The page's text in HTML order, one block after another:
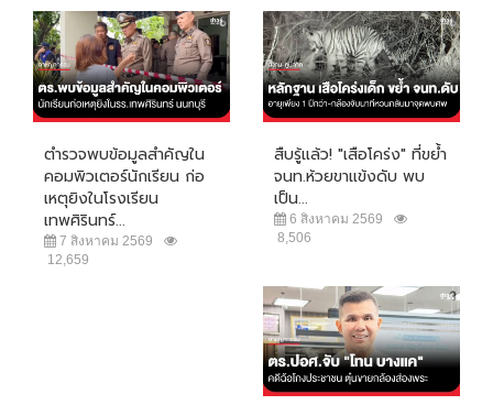
ตำรวจพบข้อมูลสำคัญใน
คอมพิวเตอร์นักเรียน ก่อ
เหตุยิงในโรงเรียน
เทพศิรินทร์...
7 สิงหาคม 2569
12,659
สืบรู้แล้ว! "เสือโคร่ง" ที่ขย้ำ
จนท.ห้วยขาแข้งดับ พบ
เป็น...
6 สิงหาคม 2569
8,506